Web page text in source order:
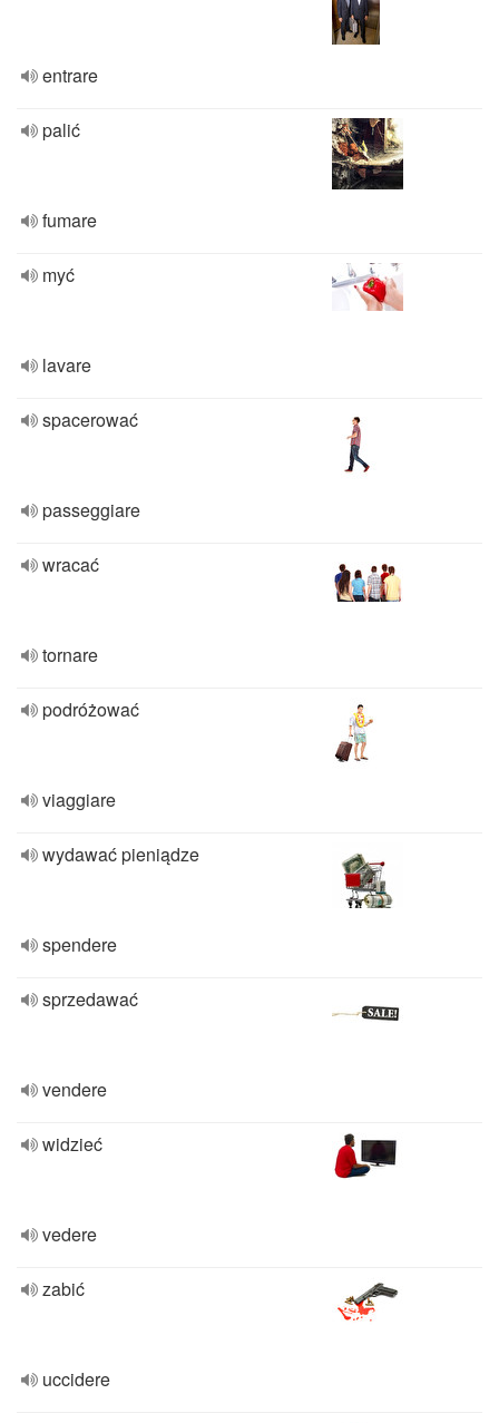
entrare
palić
fumare
myć
lavare
spacerować
passeggiare
wracać
tornare
podróżować
viaggiare
wydawać pieniądze
spendere
sprzedawać
vendere
widzieć
vedere
zabić
uccidere